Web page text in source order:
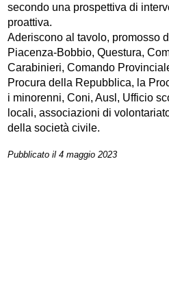
secondo una prospettiva di
proattiva.
Aderiscono al tavolo, promosso
Piacenza-Bobbio, Questura,
Carabinieri, Comando
Procura della Repubblica, la
i minorenni, Coni, Ausl, Ufficio
locali, associazioni di
della società civile.
Pubblicato il 4 maggio 2023